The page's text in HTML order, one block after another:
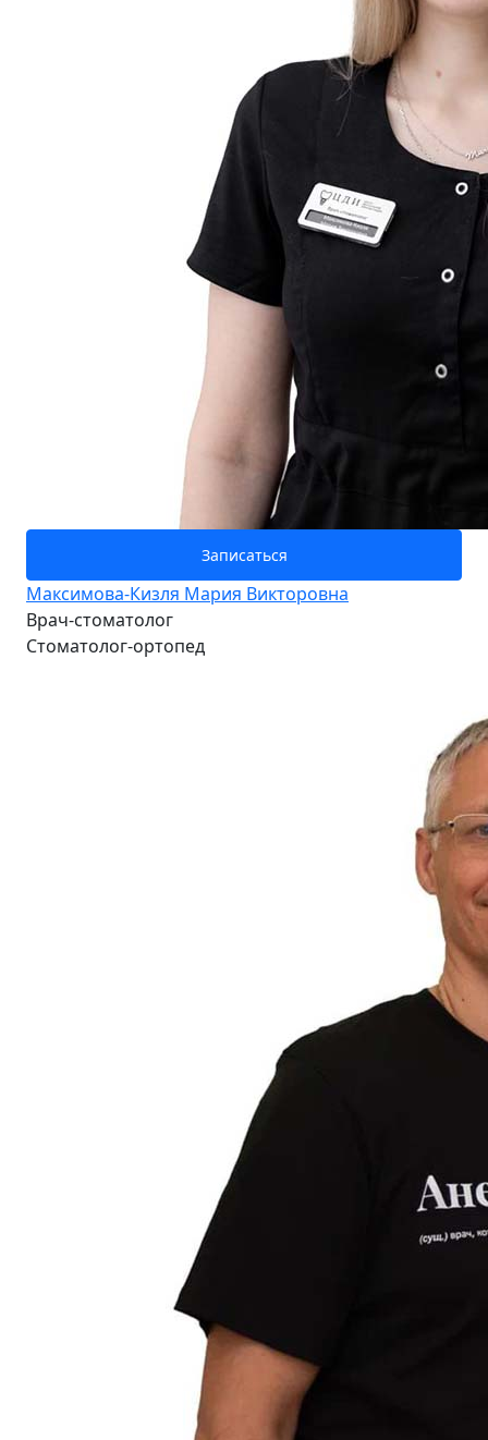
Записаться
Максимова-Кизля Мария Викторовна
Врач-стоматолог
Стоматолог-ортопед